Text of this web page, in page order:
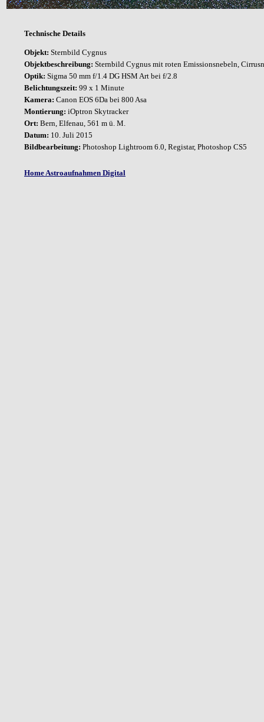
Technische Details
Objekt: Sternbild Cygnus
Objektbeschreibung: Sternbild Cygnus mit roten Emissionsnebeln,
Optik: Sigma 50 mm f/1.4 DG HSM Art bei f/2.8
Belichtungszeit: 99 x 1 Minute
Kamera: Canon EOS 6Da bei 800 Asa
Montierung: iOptron Skytracker
Ort: Bern, Elfenau, 561 m ü. M.
Datum: 10. Juli 2015
Bildbearbeitung: Photoshop Lightroom 6.0, Registar, Photoshop CS5
Home Astroaufnahmen Digital